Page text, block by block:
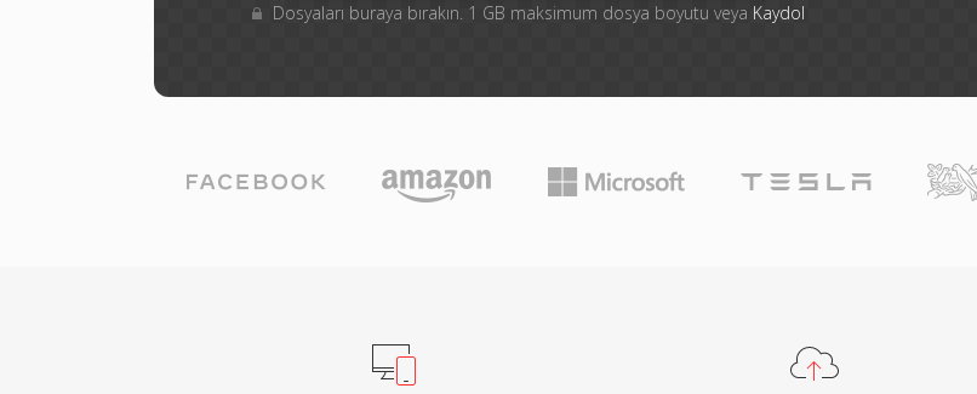
Dosyaları buraya bırakın. 1 GB maksimum dosya boyutu veya Kaydol